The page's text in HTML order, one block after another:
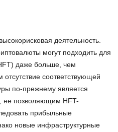
деятельность.
могут подходить для
даже больше, чем
соответствующей
по-прежнему является
не позволяющим HFT-
прибыльные
новые инфраструктурные